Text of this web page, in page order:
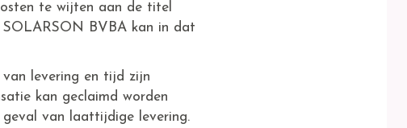
te wijten aan de titel
SOLARSON BVBA kan in dat
van levering en tijd zijn
kan geclaimd worden
van laattijdige levering.